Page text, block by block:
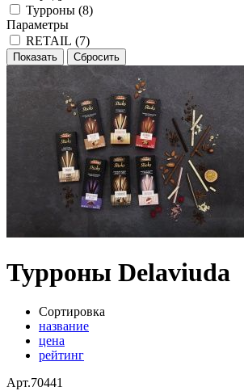
Турроны (8)
Параметры
RETAIL (7)
Турроны Delaviuda
Сортировка
название
цена
рейтинг
Арт.70441